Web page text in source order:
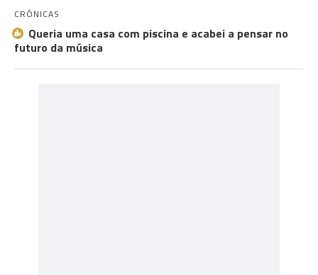
CRÓNICAS
Queria uma casa com piscina e acabei a pensar no
futuro da música